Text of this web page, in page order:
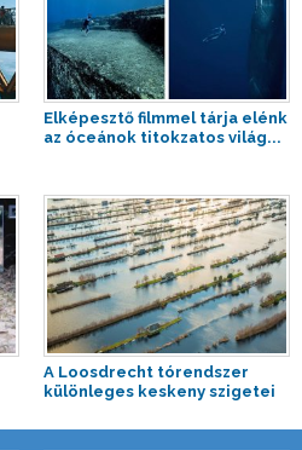
Elképesztő filmmel tárja elénk
az óceánok titokzatos világ...
A Loosdrecht tórendszer
különleges keskeny szigetei